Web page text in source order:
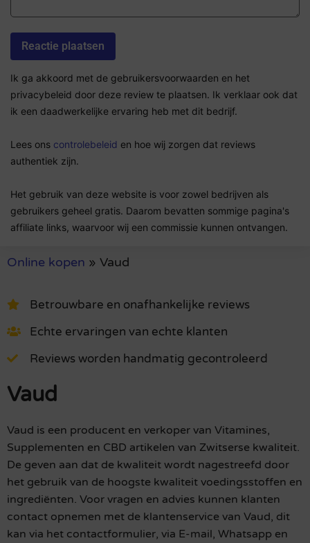
Ik ga akkoord met de gebruikersvoorwaarden en het
privacybeleid door deze review te plaatsen. Ik verklaar ook dat
ik een daadwerkelijke ervaring heb met dit bedrijf.
Lees ons controlebeleid en hoe wij zorgen dat reviews
authentiek zijn.
Het gebruik van deze website is voor zowel bedrijven als
gebruikers geheel gratis. Daarom bevatten sommige pagina's
affiliate links, waarvoor wij een commissie kunnen ontvangen.
Online kopen » Vaud
Betrouwbare en onafhankelijke reviews
Echte ervaringen van echte klanten
Reviews worden handmatig gecontroleerd
Vaud
Vaud is een producent en verkoper van Vitamines,
Supplementen en CBD artikelen van Zwitserse kwaliteit.
De geven aan dat de kwaliteit wordt nagestreefd door
het gebruik van de hoogste kwaliteit voedingsstoffen en
ingrediënten. Voor vragen en advies kunnen klanten
contact opnemen met de klantenservice van Vaud, dit
kan via het contactformulier, via E-mail, Whatsapp en